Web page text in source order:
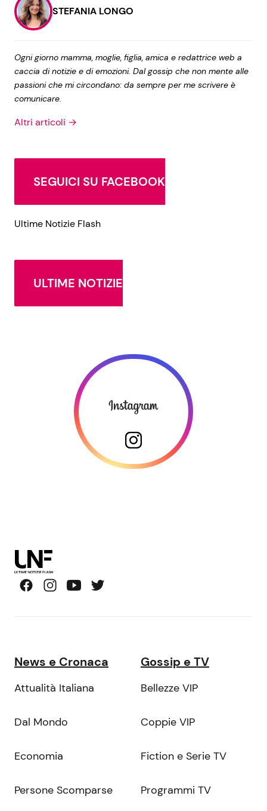
STEFANIA LONGO
Ogni giorno mamma, moglie, figlia, amica e redattrice web a
caccia di notizie e di emozioni. Dal gossip che non mente alle
passioni che mi circondano: da sempre per me scrivere è
comunicare.
Altri articoli →
SEGUICI SU FACEBOOK
Ultime Notizie Flash
ULTIME NOTIZIE
News e Cronaca
Attualità Italiana
Dal Mondo
Economia
Persone Scomparse
Gossip e TV
Bellezze VIP
Coppie VIP
Fiction e Serie TV
Programmi TV